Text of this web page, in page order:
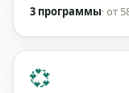
3 программы·от
💞